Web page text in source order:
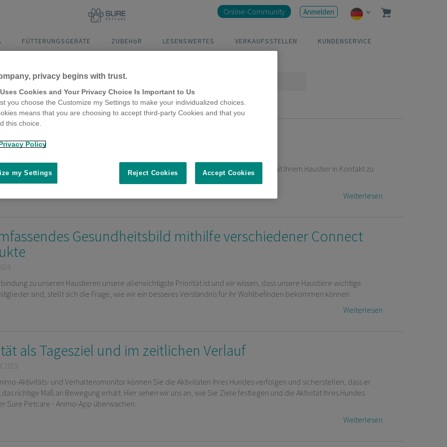
FÜTTERUNGSGERÄTE ZUBEHöR LESENSWERTES VERKAUFSSTELLEN KUNDENSERVICE
Online-Community Anmelden
Technologie und Reisen
der Vernetzung: App-gesteuerte Haustier-Technologie, um während der Reisesaison mit Ihrem Haustier in Kontakt zu
Weiterlesen
Gesundheitsbild mithilfe verschiedener Connect
zu unseren Haustieren unsere allerwichtigste Priorität ist und wir wissen, dass unsere Haustiere wichtige
sind, stellt sich die Frage, wie wir ein besseres Verständnis für ihr Wohlbefinden bekommen können
Weiterlesen
als Tagesziel und im zeitlichen Verlauf
2019
Aktivitäts- und Verhaltensmonitor können Sie die Aktivitäten Ihres Hundes verfolgen und sicherstellen, dass er
richtige Maß an Bewegung erhält. Hier sehen wir uns an, wie Sie Ziele festlegen und die Aktivität Ihres Hundes
Sure Petcare - Animo-App überwachen.
Weiterlesen
privacy begins with trust.
Cookies and Your Privacy Choice Is Important to Us
you choose the Customize my Settings to make your individualized choices.
means that you are choosing to accept third-party Cookies and that you
this choice.
Policy
Reject Cookies Accept Cookies
my Settings